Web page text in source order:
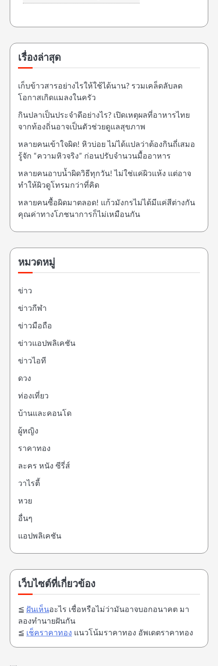
เรื่องล่าสุด
เก็บข้าวสารอย่างไรให้ใช้ได้นาน? รวมเคล็ดลับลด
โอกาสเกิดแมลงในครัว
กินปลาเป็นประจำดีอย่างไร? เปิดเหตุผลที่อาหารไทย
จากท้องถิ่นอาจเป็นตัวช่วยดูแลสุขภาพ
หลายคนเข้าใจผิด! หิวบ่อย ไม่ได้แปลว่าต้องกินถี่เสมอ
รู้จัก “ความหิวจริง” ก่อนปรับจำนวนมื้ออาหาร
หลายคนอาบน้ำผิดวิธีทุกวัน! ไม่ใช่แค่ผิวแห้ง แต่อาจ
ทำให้ผิวดูโทรมกว่าที่คิด
หลายคนซื้อผิดมาตลอด! แก้วมังกรไม่ได้มีแค่สีต่างกัน
คุณค่าทางโภชนาการก็ไม่เหมือนกัน
หมวดหมู่
ข่าว
ข่าวกีฬา
ข่าวมือถือ
ข่าวแอปพลิเคชัน
ข่าวไอที
ดวง
ท่องเที่ยว
บ้านและคอนโด
ผู้หญิง
ราคาทอง
ละคร หนัง ซีรี่ส์
วาไรตี้
หวย
อื่นๆ
แอปพลิเคชัน
เว็บไซต์ที่เกี่ยวข้อง
≦ ฝันเห็นอะไร เชื่อหรือไม่ว่ามันอาจบอกอนาคต มา
ลองทำนายฝันกัน
≦ เช็คราคาทอง แนวโน้มราคาทอง อัพเดตราคาทอง